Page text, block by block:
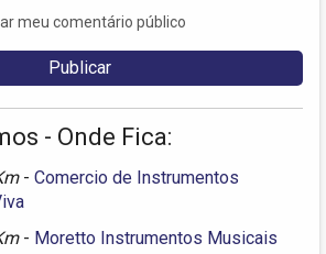
meu comentário público
- Onde Fica:
- Comercio de Instrumentos
- Moretto Instrumentos Musicais